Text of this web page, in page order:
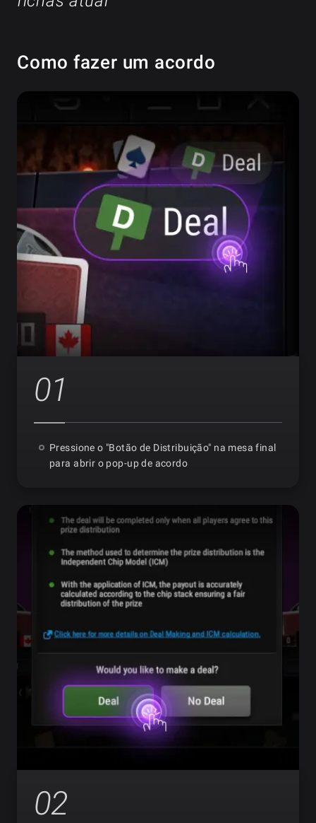
Como fazer um acordo
01
Pressione o "Botão de Distribuição" na mesa final
para abrir o pop-up de acordo
02